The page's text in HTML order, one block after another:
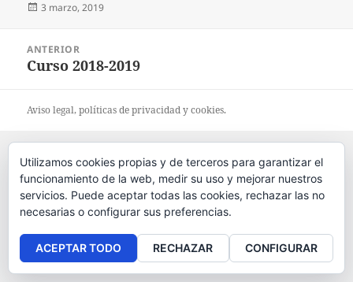
Publicado
3 marzo, 2019
ANTERIOR
Entrada
Curso 2018-2019
Aviso legal, políticas deprivacidadycookies.
Utilizamos cookies propias y de terceros para garantizar el
funcionamiento de la web, medir su uso y mejorar nuestros
servicios. Puede aceptar todas las cookies, rechazar las no
necesarias o configurar sus preferencias.
ACEPTAR TODO RECHAZAR CONFIGURAR